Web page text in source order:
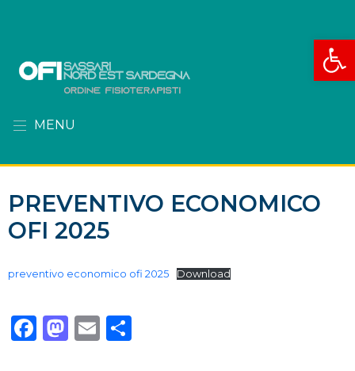
Apri
MENU
PREVENTIVO ECONOMICO
OFI 2025
preventivo economico ofi 2025 Download
Facebook
Mastodon
Email